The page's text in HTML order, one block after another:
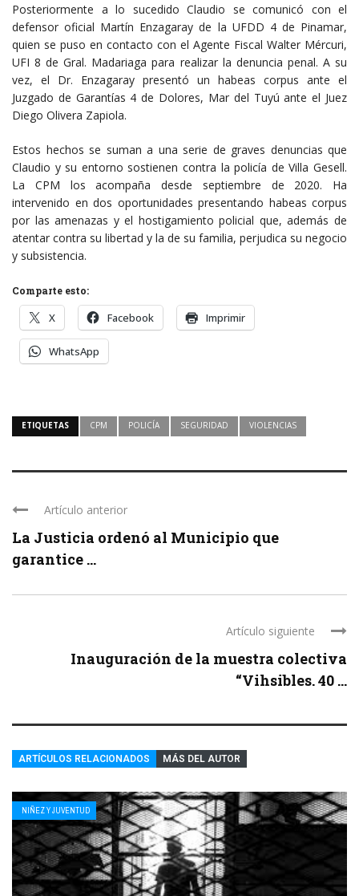
Posteriormente a lo sucedido Claudio se comunicó con el
defensor oficial Martín Enzagaray de la UFDD 4 de Pinamar,
quien se puso en contacto con el Agente Fiscal Walter Mércuri,
UFI 8 de Gral. Madariaga para realizar la denuncia penal. A su
vez, el Dr. Enzagaray presentó un habeas corpus ante el
Juzgado de Garantías 4 de Dolores, Mar del Tuyú ante el Juez
Diego Olivera Zapiola.
Estos hechos se suman a una serie de graves denuncias que
Claudio y su entorno sostienen contra la policía de Villa Gesell.
La CPM los acompaña desde septiembre de 2020. Ha
intervenido en dos oportunidades presentando habeas corpus
por las amenazas y el hostigamiento policial que, además de
atentar contra su libertad y la de su familia, perjudica su negocio
y subsistencia.
Comparte esto:
X Facebook Imprimir
WhatsApp
ETIQUETAS CPM POLICÍA SEGURIDAD VIOLENCIAS
Artículo anterior
La Justicia ordenó al Municipio que
garantice ...
Artículo siguiente
Inauguración de la muestra colectiva
“Vihsibles. 40 ...
ARTÍCULOS RELACIONADOS MÁS DEL AUTOR
NIÑEZ Y JUVENTUD